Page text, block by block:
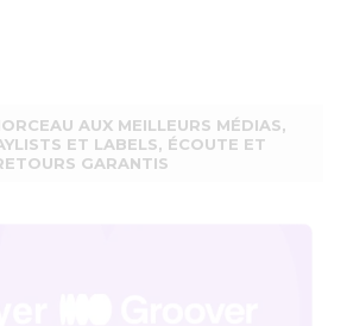
AUX MEILLEURS MÉDIAS,
ET LABELS, ÉCOUTE ET
GARANTIS